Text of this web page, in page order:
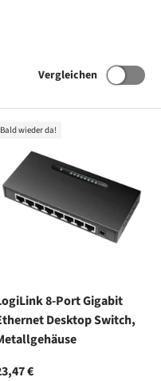
Vergleichen
Bald wieder da!
8-Port Gigabit
Desktop Switch,
Preis
€